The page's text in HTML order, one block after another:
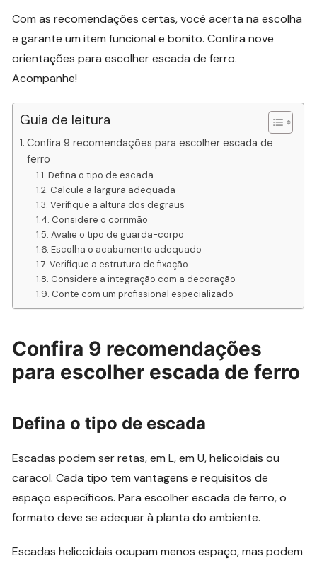
Com as recomendações certas, você acerta na escolha
e garante um item funcional e bonito. Confira nove
orientações para escolher escada de ferro.
Acompanhe!
Guia de leitura
Confira 9 recomendações para escolher escada de
ferro
Defina o tipo de escada
Calcule a largura adequada
Verifique a altura dos degraus
Considere o corrimão
Avalie o tipo de guarda-corpo
Escolha o acabamento adequado
Verifique a estrutura de fixação
Considere a integração com a decoração
Conte com um profissional especializado
Confira 9 recomendações
para escolher escada de ferro
Defina o tipo de escada
Escadas podem ser retas, em L, em U, helicoidais ou
caracol. Cada tipo tem vantagens e requisitos de
espaço específicos. Para escolher escada de ferro, o
formato deve se adequar à planta do ambiente.
Escadas helicoidais ocupam menos espaço, mas podem